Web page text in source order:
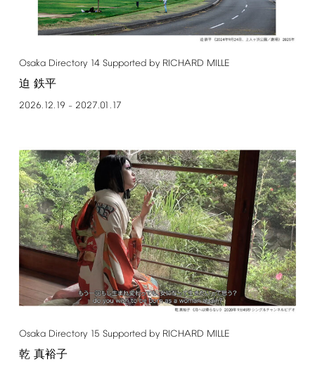
Osaka Directory 14 Supported by RICHARD MILLE
迫 鉄平
2026.12.19 – 2027.01.17
Osaka Directory 15 Supported by RICHARD MILLE
乾 真裕子